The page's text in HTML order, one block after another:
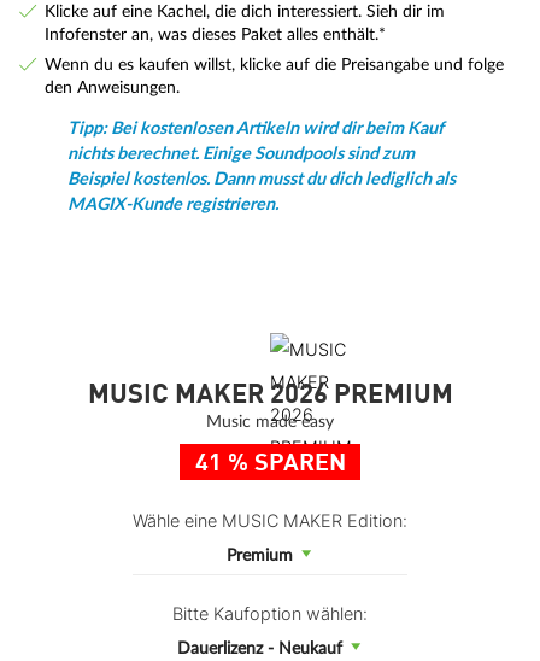
Klicke auf eine Kachel, die dich interessiert. Sieh dir im
Infofenster an, was dieses Paket alles enthält.*
Wenn du es kaufen willst, klicke auf die Preisangabe und folge
den Anweisungen.
Tipp:Bei kostenlosen Artikeln wird dir beim Kauf
nichts berechnet. Einige Soundpools sind zum
Beispiel kostenlos. Dann musst du dich lediglich als
MAGIX-Kunde registrieren.
MUSIC MAKER 2026 PREMIUM
Music made easy
41 % SPAREN
Wähle eine MUSIC MAKER Edition:
Premium
Bitte Kaufoption wählen:
Dauerlizenz - Neukauf